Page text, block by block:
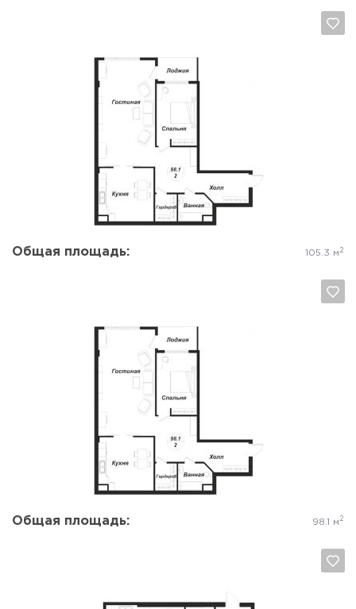
Общая площадь: 105.3 м 2
Да, удалить Отмена
Общая площадь: 98.1 м 2
Да, удалить Отмена